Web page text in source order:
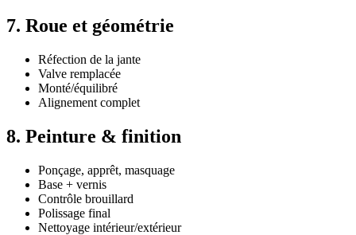
7. Roue et géométrie
Réfection de la jante
Valve remplacée
Monté/équilibré
Alignement complet
8. Peinture & finition
Ponçage, apprêt, masquage
Base + vernis
Contrôle brouillard
Polissage final
Nettoyage intérieur/extérieur